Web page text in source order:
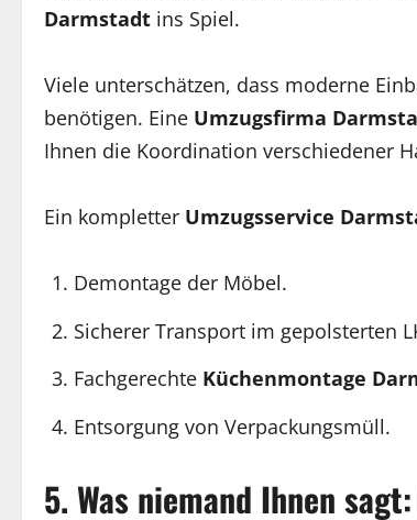
Darmstadt ins Spiel.
Viele unterschätzen, dass moderne
benötigen. Eine Umzugsfirma
Ihnen die Koordination verschiedener
Ein kompletter Umzugsservice
Demontage der Möbel.
Sicherer Transport im gepolsterten
Fachgerechte Küchenmontage
Entsorgung von Verpackungsmüll.
5. Was niemand Ihnen